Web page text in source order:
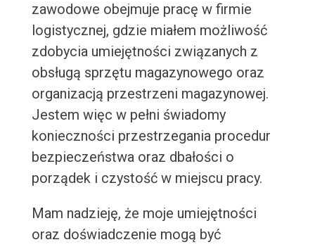
zawodowe obejmuje pracę w firmie
logistycznej, gdzie miałem możliwość
zdobycia umiejętności związanych z
obsługą sprzętu magazynowego oraz
organizacją przestrzeni magazynowej.
Jestem więc w pełni świadomy
konieczności przestrzegania procedur
bezpieczeństwa oraz dbałości o
porządek i czystość w miejscu pracy.
Mam nadzieję, że moje umiejętności
oraz doświadczenie mogą być